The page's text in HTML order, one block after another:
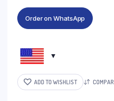
Order on WhatsApp
ADD TO WISHLIST